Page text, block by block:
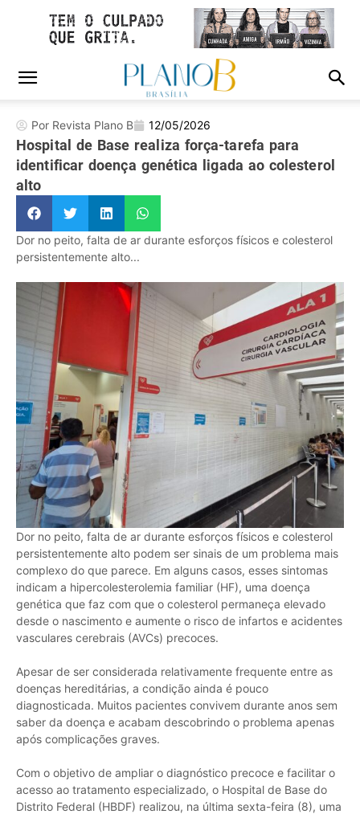
Por Revista Plano B 12/05/2026
Hospital de Base realiza força-tarefa para
identificar doença genética ligada ao colesterol
alto
Dor no peito, falta de ar durante esforços físicos e colesterol
persistentemente alto...
Dor no peito, falta de ar durante esforços físicos e colesterol
persistentemente alto podem ser sinais de um problema mais
complexo do que parece. Em alguns casos, esses sintomas
indicam a hipercolesterolemia familiar (HF), uma doença
genética que faz com que o colesterol permaneça elevado
desde o nascimento e aumente o risco de infartos e acidentes
vasculares cerebrais (AVCs) precoces.
Apesar de ser considerada relativamente frequente entre as
doenças hereditárias, a condição ainda é pouco
diagnosticada. Muitos pacientes convivem durante anos sem
saber da doença e acabam descobrindo o problema apenas
após complicações graves.
Com o objetivo de ampliar o diagnóstico precoce e facilitar o
acesso ao tratamento especializado, o Hospital de Base do
Distrito Federal (HBDF) realizou, na última sexta-feira (8), uma